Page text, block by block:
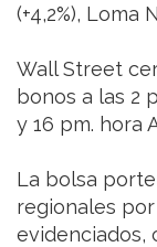
(+4,2%), Loma
Wall Street
bonos a las 2
y 16 pm. hora
La bolsa
regionales
evidenciados,